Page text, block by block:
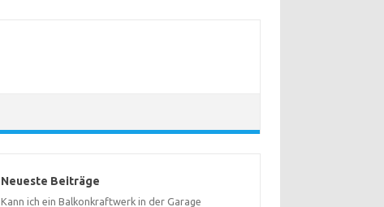
Neueste Beiträge
Kann ich ein Balkonkraftwerk in der Garage